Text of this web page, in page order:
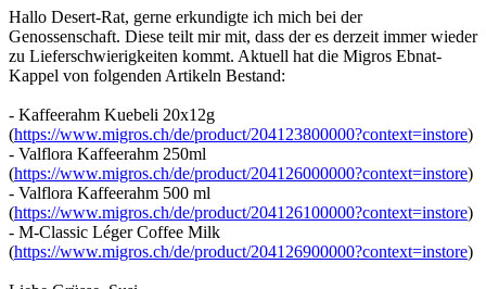
Hallo Desert-Rat, gerne erkundigte ich mich bei der
Genossenschaft. Diese teilt mir mit, dass der es derzeit immer wieder
zu Lieferschwierigkeiten kommt. Aktuell hat die Migros Ebnat-
Kappel von folgenden Artikeln Bestand:
- Kaffeerahm Kuebeli 20x12g
(https://www.migros.ch/de/product/204123800000?context=instore)
- Valflora Kaffeerahm 250ml
(https://www.migros.ch/de/product/204126000000?context=instore)
- Valflora Kaffeerahm 500 ml
(https://www.migros.ch/de/product/204126100000?context=instore)
- M-Classic Léger Coffee Milk
(https://www.migros.ch/de/product/204126900000?context=instore)